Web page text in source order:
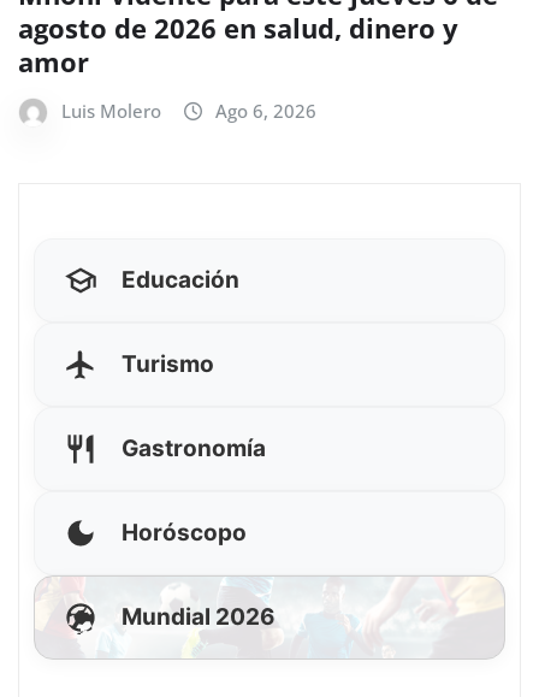
agosto de 2026 en salud, dinero y
amor
Luis Molero Ago 6, 2026
Educación
Turismo
Gastronomía
Horóscopo
Mundial 2026